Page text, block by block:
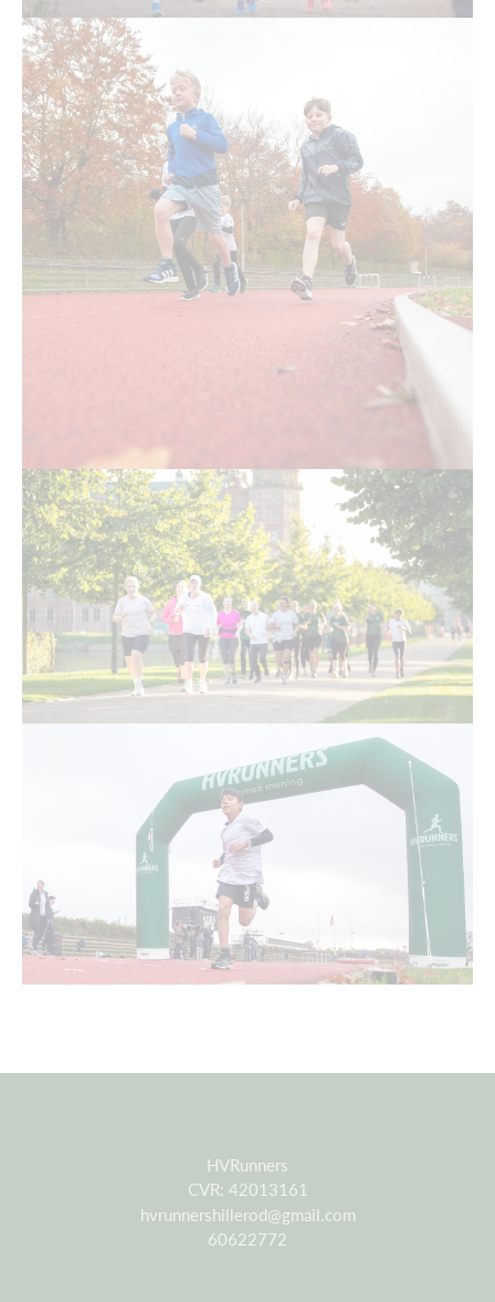
HVRunners
CVR: 42013161
hvrunnershillerod@gmail.com
60622772